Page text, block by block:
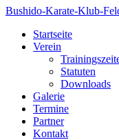
Bushido-Karate-Klub-
Startseite
Verein
Statuten
Downloads
Galerie
Termine
Partner
Kontakt